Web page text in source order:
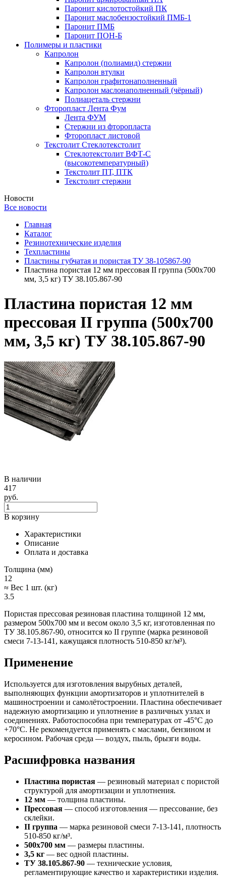
Паронит кислотостойкий ПК
Паронит маслобензостойкий ПМБ-1
Паронит ПМБ
Паронит ПОН-Б
Полимеры и пластики
Капролон
Капролон (полиамид) стержни
Капролон втулки
Капролон графитонаполненный
Капролон маслонаполненный (чёрный)
Полиацеталь стержни
Фторопласт Лента Фум
Лента ФУМ
Стержни из фторопласта
Фторопласт листовой
Текстолит Стеклотекстолит
Стеклотекстолит ВФТ-С
(высокотемпературный)
Текстолит ПТ, ПТК
Текстолит стержни
Новости
Все новости
Главная
Каталог
Резинотехнические изделия
Техпластины
Пластины губчатая и пористая ТУ 38-105867-90
Пластина пористая 12 мм прессовая II группа (500х700
мм, 3,5 кг) ТУ 38.105.867-90
Пластина пористая 12 мм
прессовая II группа (500х700
мм, 3,5 кг) ТУ 38.105.867-90
В наличии
417
руб.
В корзину
Характеристики
Описание
Оплата и доставка
Толщина (мм)
12
≈ Вес 1 шт. (кг)
3.5
Пористая прессовая резиновая пластина толщиной 12 мм,
размером 500х700 мм и весом около 3,5 кг, изготовленная по
ТУ 38.105.867-90, относится ко II группе (марка резиновой
смеси 7-13-141, кажущаяся плотность 510-850 кг/м³).
Применение
Используется для изготовления вырубных деталей,
выполняющих функции амортизаторов и уплотнителей в
машиностроении и самолётостроении. Пластина обеспечивает
надежную амортизацию и уплотнение в различных узлах и
соединениях. Работоспособна при температурах от -45°С до
+70°С. Не рекомендуется применять с маслами, бензином и
керосином. Рабочая среда — воздух, пыль, брызги воды.
Расшифровка названия
Пластина пористая — резиновый материал с пористой
структурой для амортизации и уплотнения.
12 мм — толщина пластины.
Прессовая — способ изготовления — прессование, без
склейки.
II группа — марка резиновой смеси 7-13-141, плотность
510-850 кг/м³.
500х700 мм — размеры пластины.
3,5 кг — вес одной пластины.
ТУ 38.105.867-90 — технические условия,
регламентирующие качество и характеристики изделия.